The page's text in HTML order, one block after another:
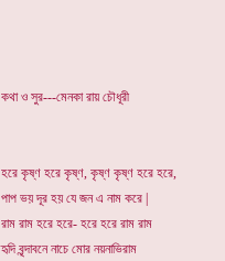
কথা ও সুর---মেনকা রায় চৌধূরী
হরে কৃষ্ণ হরে কৃষ্ণ, কৃষ্ণ কৃষ্ণ হরে হরে,
পাপ ভয় দূর হয় যে জন এ নাম করে |
রাম রাম হরে হরে- হরে হরে রাম রাম
হৃদি বৃন্দাবনে নাচে মোর নয়নাভিরাম